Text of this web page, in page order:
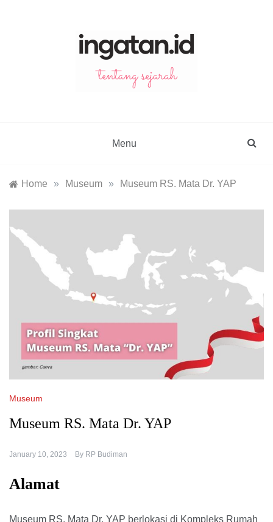
Menu
Home » Museum » Museum RS. Mata Dr. YAP
Museum
Museum RS. Mata Dr. YAP
January 10, 2023 By RP Budiman
Alamat
Museum RS. Mata Dr. YAP berlokasi di Kompleks Rumah